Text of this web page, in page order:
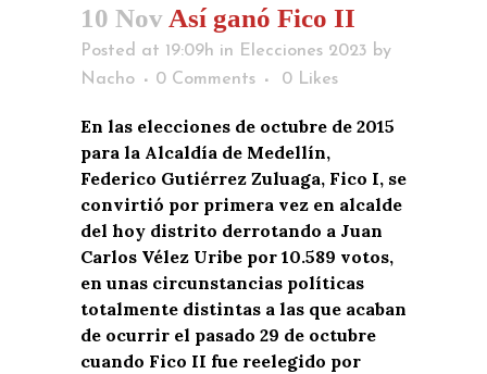
10 Nov Así ganó Fico II
Posted at 19:09h in Elecciones 2023 by
Nacho
0 Comments 0 Likes
En las elecciones de octubre de 2015
para la Alcaldía de Medellín,
Federico Gutiérrez Zuluaga, Fico I, se
convirtió por primera vez en alcalde
del hoy distrito derrotando a Juan
Carlos Vélez Uribe por 10.589 votos,
en unas circunstancias políticas
totalmente distintas a las que acaban
de ocurrir el pasado 29 de octubre
cuando Fico II fue reelegido por